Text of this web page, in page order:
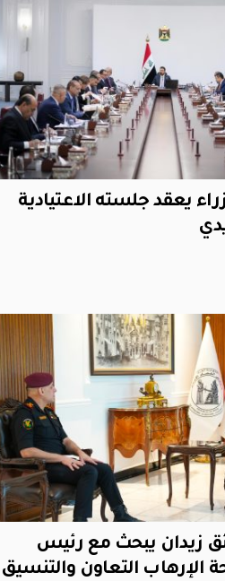
يعقد جلسته الاعتيادية
زيدان يبحث مع رئيس
الإرهاب التعاون والتنسيق